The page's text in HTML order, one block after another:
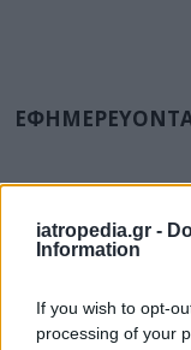
iatropedia.gr -
Information
If you wish to opt-
processing of your
Δείτε ποιά